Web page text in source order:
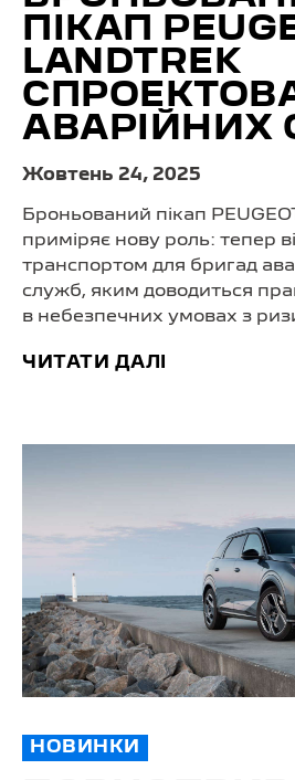
ПІКАП
LANDTREK
АВАРІЙНИХ
Жовтень 24, 2025
Броньований пікап
приміряє нову роль: тепер
транспортом для бригад
служб, яким доводиться
в небезпечних умовах з
ЧИТАТИ ДАЛІ
НОВИНКИ